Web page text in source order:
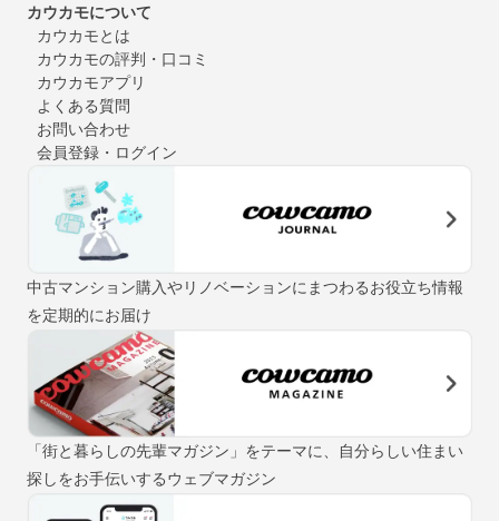
カウカモについて
カウカモとは
カウカモの評判・口コミ
カウカモアプリ
よくある質問
お問い合わせ
会員登録・ログイン
中古マンション購入やリノベーションにまつわるお役立ち情報
を定期的にお届け
「街と暮らしの先輩マガジン」をテーマに、自分らしい住まい
探しをお手伝いするウェブマガジン